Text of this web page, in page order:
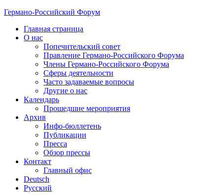
Германо-Российский Форум
Главная страница
О нас
Попечительский совет
Правление Германо-Российского Форума
Члены Германо-Российского Форума
Сферы деятельности
Часто задаваемые вопросы
Другие о нас
Календарь
Прошедшие мероприятия
Архив
Инфо-бюллетень
Публикации
Пресса
Обзор прессы
Контакт
Главный офис
Deutsch
Русский